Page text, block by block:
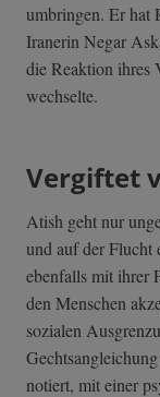
umbringen. Er hat
Iranerin Negar
die Reaktion ihres
wechselte.
Vergiftet
Atish geht nur
und auf der Flucht
ebenfalls mit ihrer
den Menschen
sozialen
notiert, mit einer